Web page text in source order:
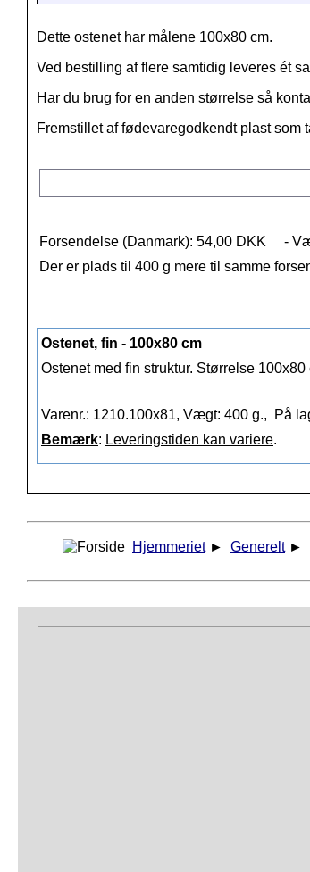
Dette ostenet har målene 100x80 cm.
Ved bestilling af flere samtidig leveres ét
Har du brug for en anden størrelse så
Fremstillet af fødevaregodkendt plast som
Forsendelse (Danmark): 54,00 DKK
-
Der er plads til 400 g mere til samme
Ostenet, fin - 100x80 cm
Ostenet med fin struktur. Størrelse 100x80
Varenr.: 1210.100x81, Vægt: 400 g.,
På
Bemærk: Leveringstiden kan variere.
Hjemmeriet ► Generelt ►